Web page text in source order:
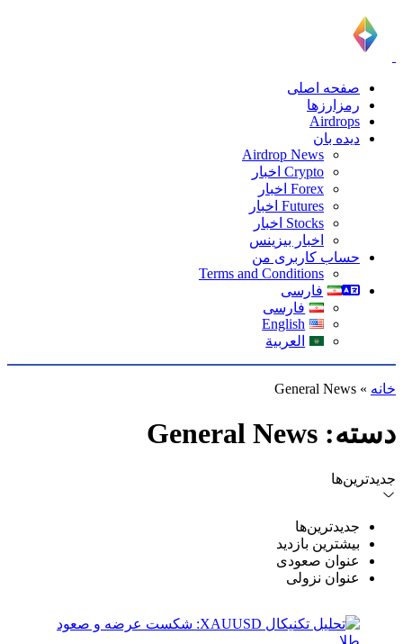
صفحه اصلی
رمزارزها
Airdrops
دیده بان
Airdrop News
Crypto اخبار
Forex اخبار
Futures اخبار
Stocks اخبار
اخبار بیزینس
حساب کاربری من
Terms and Conditions
فارسی
فارسی
English
العربية
خانه»
General News
دسته: General News
جدیدترین‌ها
جدیدترین‌ها
بیشترین بازدید
عنوان صعودی
عنوان نزولی